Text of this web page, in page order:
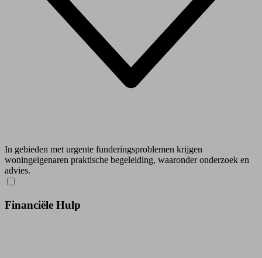
In gebieden met urgente funderingsproblemen krijgen
woningeigenaren praktische begeleiding, waaronder onderzoek en
advies.
Financiële Hulp